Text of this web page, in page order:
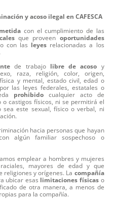
y acoso ilegal en CAFESCA
con el cumplimiento de las
que proveen oportunidades
con las leyes relacionadas a los
de trabajo libre de acoso y
raza, religión, color, origen,
y mental, estado civil, edad o
las leyes federales, estatales o
prohibidocualquier acto de
o castigos físicos, ni se permitirá el
este sexual, físico o verbal, ni
hacia personas que hayan
algún familiar sospechoso o
emplear a hombres y mujeres
mayores de edad y que
religiones y orígenes. La compañía
ubicar esas limitaciones físicas o
de otra manera, a menos de
para la compañía.